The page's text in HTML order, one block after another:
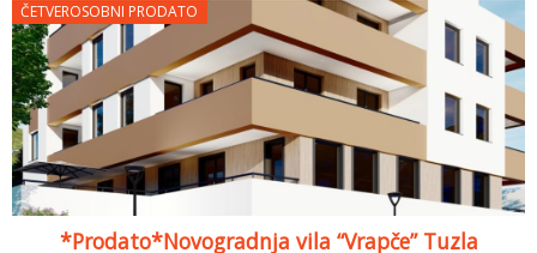
ČETVEROSOBNI PRODATO
*Prodato*Novogradnja vila “Vrapče” Tuzla